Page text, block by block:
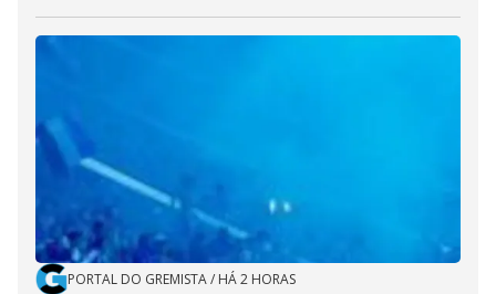
PORTAL DO GREMISTA/ HÁ 2 HORAS